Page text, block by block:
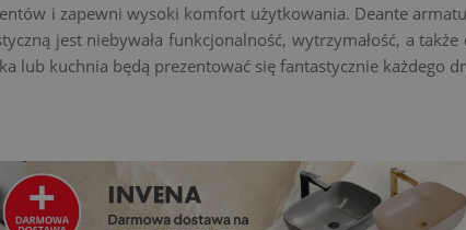
i zapewni wysoki komfort użytkowania. Deante
jest niebywała funkcjonalność, wytrzymałość, a
lub kuchnia będą prezentować się fantastycznie każdego